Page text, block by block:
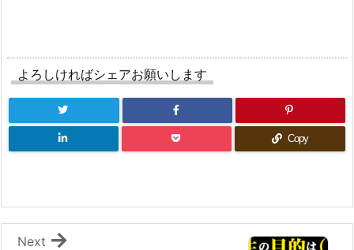
よろしければシェアお願いします
Copy
Next